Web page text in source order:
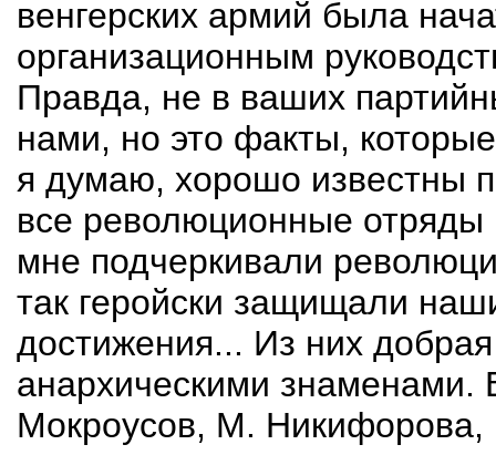
венгерских армий была
организационным
Правда, не в ваших
нами, но это факты,
я думаю, хорошо известны
все революционные
мне подчеркивали
так геройски защищали
достижения... Из них
анархическими знаменами.
Мокроусов, М. Никифорова,